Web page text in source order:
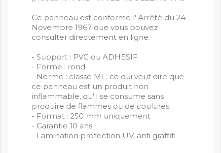
Ce panneau est conforme l' Arrêté du 24
Novembre 1967 que vous pouvez
consulter directement en ligne.
- Support : PVC ou ADHESIF
- Forme : rond
- Norme : classe M1 : ce qui veut dire que
ce panneau est un produit non
inflammable, qu'il se consume sans
produire de flammes ou de coulures.
- Format : 250 mm uniquement
- Garantie 10 ans
- Lamination protection UV, anti graffiti